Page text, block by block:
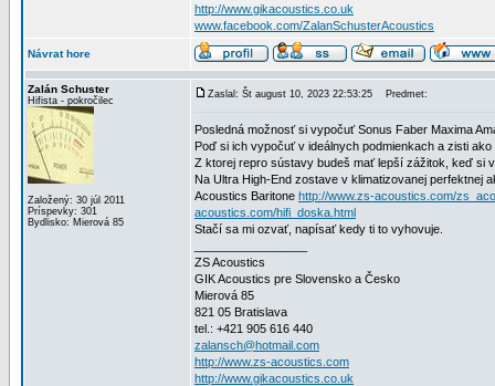
http://www.gikacoustics.co.uk
www.facebook.com/ZalanSchusterAcoustics
Návrat hore
Zalán Schuster
Hifista - pokročilec
Založený: 30 júl 2011
Príspevky: 301
Bydlisko: Mierová 85
Zaslal: Št august 10, 2023 22:53:25 Predmet:
Posledná možnosť si vypočuť Sonus Faber Maxima
Poď si ich vypočuť v ideálnych podmienkach a zisti
Z ktorej repro sústavy budeš mať lepší zážitok, keď si
Na Ultra High-End zostave v klimatizovanej perfektnej
Acoustics Baritone http://www.zs-acoustics.com/
acoustics.com/hifi_doska.html
Stačí sa mi ozvať, napísať kedy ti to vyhovuje.
ZS Acoustics
GIK Acoustics pre Slovensko a Česko
Mierová 85
821 05 Bratislava
tel.: +421 905 616 440
zalansch@hotmail.com
http://www.zs-acoustics.com
http://www.gikacoustics.co.uk